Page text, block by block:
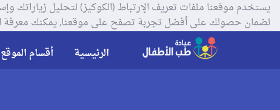
لضمان حصولك على أفضل تجربة تصفح على موقعنا, يمكنك معرفة
الرئيسية أقسام الموقع